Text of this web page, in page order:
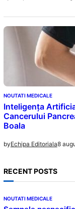
NOUTATI MEDICALE
Inteligența
Cancerului
Boala
byEchipa Editoriala8
RECENT POSTS
NOUTATI MEDICALE